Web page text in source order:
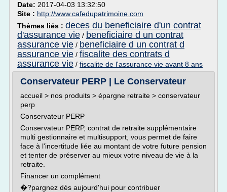
Date: 2017-04-03 13:32:50
Site : http://www.cafedupatrimoine.com
Thèmes liés : deces du beneficiaire d'un contrat
d'assurance vie / beneficiaire d un contrat
assurance vie / beneficiaire d un contrat d
assurance vie / fiscalite des contrats d
assurance vie / fiscalite de l'assurance vie avant 8 ans
Conservateur PERP | Le Conservateur
accueil > nos produits > épargne retraite > conservateur
perp
Conservateur PERP
Conservateur PERP, contrat de retraite supplémentaire
multi gestionnaire et multisupport, vous permet de faire
face à l'incertitude liée au montant de votre future pension
et tenter de préserver au mieux votre niveau de vie à la
retraite.
Financer un complément
�?pargnez dès aujourd'hui pour contribuer